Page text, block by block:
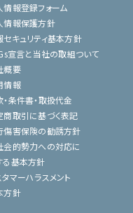
情報登録フォーム
情報保護方針
セキュリティ基本方針
宣言と当社の取組ついて
概要
情報
・条件書・取扱代金
商取引に基づく表記
傷害保険の勧誘方針
会的勢力への対応に
る基本方針
タマーハラスメント
方針